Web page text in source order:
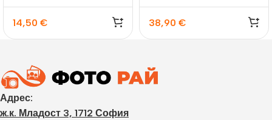
14,50 € 38,90 €
Адрес:
ж.к. Младост 3, 1712 София